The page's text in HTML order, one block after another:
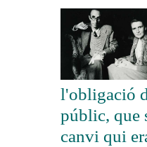
l'obligació
públic, que
canvi qui